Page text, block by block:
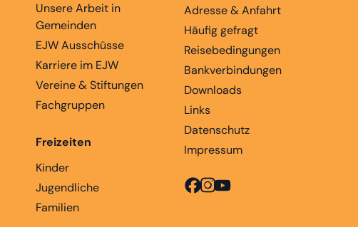
Unsere Arbeit in
Gemeinden
EJW Ausschüsse
Karriere im EJW
Vereine & Stiftungen
Fachgruppen
Freizeiten
Kinder
Jugendliche
Familien
Adresse & Anfahrt
Häufig gefragt
Reisebedingungen
Bankverbindungen
Downloads
Links
Datenschutz
Impressum